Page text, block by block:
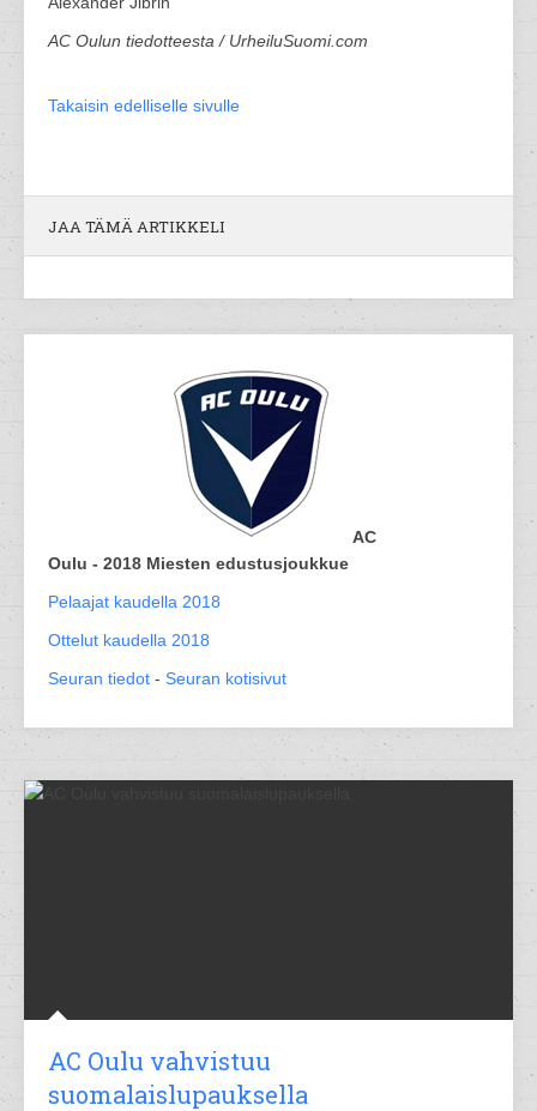
AC Oulun tiedotteesta / UrheiluSuomi.com
Takaisin edelliselle sivulle
JAA TÄMÄ ARTIKKELI
AC
Oulu - 2018 Miesten edustusjoukkue
Pelaajat kaudella 2018
Ottelut kaudella 2018
Seuran tiedot - Seuran kotisivut
AC Oulu vahvistuu
suomalaislupauksella